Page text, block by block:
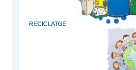
RECICLATGE